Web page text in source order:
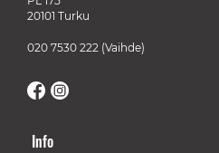
20101 Turku
020 7530 222 (Vaihde)
Info